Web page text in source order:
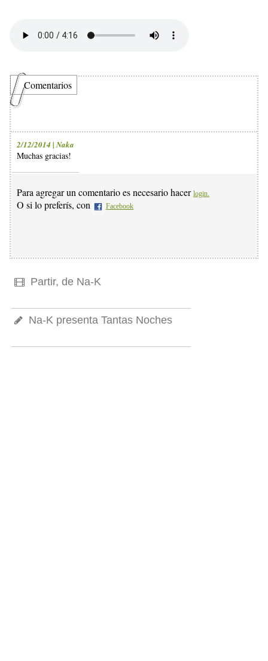
Comentarios
2/12/2014 | Naka
Muchas gracias!
Para agregar un comentario es necesario hacer login.
O si lo preferís, con Facebook
Partir, de Na-K
Na-K presenta Tantas Noches